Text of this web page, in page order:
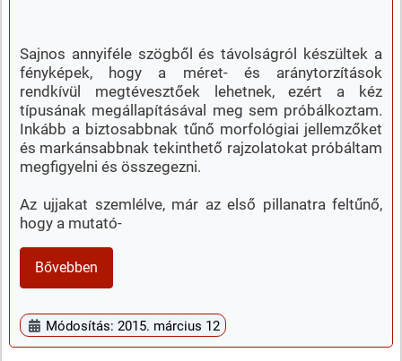
Sajnos annyiféle szögből és távolságról készültek a
fényképek, hogy a méret- és aránytorzítások
rendkívül megtévesztőek lehetnek, ezért a kéz
típusának megállapításával meg sem próbálkoztam.
Inkább a biztosabbnak tűnő morfológiai jellemzőket
és markánsabbnak tekinthető rajzolatokat próbáltam
megfigyelni és összegezni.
Az ujjakat szemlélve, már az első pillanatra feltűnő,
hogy a mutató-
Bővebben
Módosítás: 2015. március 12